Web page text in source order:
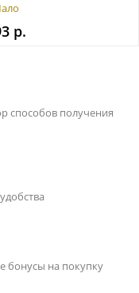
р.
способов получения
бонусы на покупку